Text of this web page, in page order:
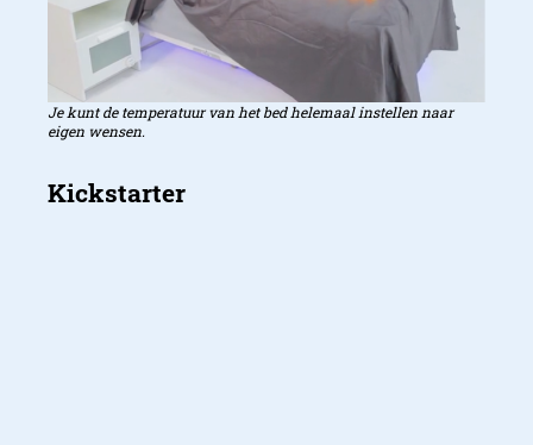
Je kunt de temperatuur van het bed helemaal instellen naar
eigen wensen.